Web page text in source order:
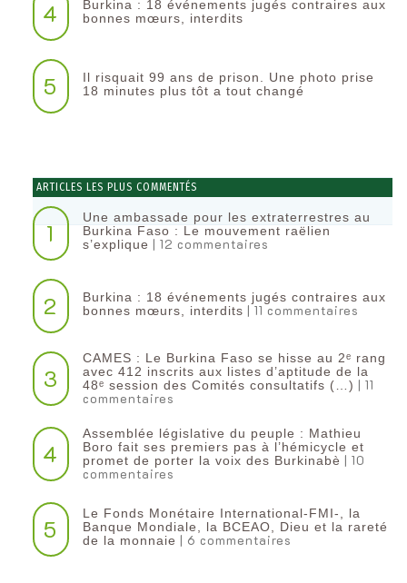
4
Burkina : 18 événements jugés contraires aux
bonnes mœurs, interdits
5
Il risquait 99 ans de prison. Une photo prise
18 minutes plus tôt a tout changé
ARTICLES LES PLUS COMMENTÉS
1
Une ambassade pour les extraterrestres au
Burkina Faso : Le mouvement raëlien
s’explique | 12 commentaires
2
Burkina : 18 événements jugés contraires aux
bonnes mœurs, interdits | 11 commentaires
3
CAMES : Le Burkina Faso se hisse au 2ᵉ rang
avec 412 inscrits aux listes d’aptitude de la
48ᵉ session des Comités consultatifs (…) | 11
commentaires
4
Assemblée législative du peuple : Mathieu
Boro fait ses premiers pas à l’hémicycle et
promet de porter la voix des Burkinabè | 10
commentaires
5
Le Fonds Monétaire International-FMI-, la
Banque Mondiale, la BCEAO, Dieu et la rareté
de la monnaie | 6 commentaires